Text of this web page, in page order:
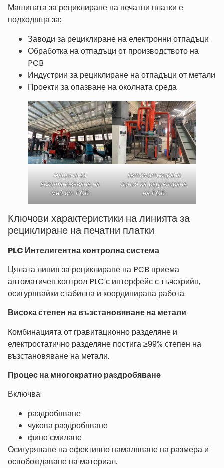
Машината за рециклиране на печатни платки е
подходяща за:
Заводи за рециклиране на електронни отпадъци
Обработка на отпадъци от производството на
PCB
Индустрии за рециклиране на отпадъци от метали
Проекти за опазване на околната среда
машина за
възстановяване на
мед от PCB
автоматизирана
линия за рециклиране
на PCB
Ключови характеристики на линията за
рециклиране на печатни платки
PLC Интелигентна контролна система
Цялата линия за рециклиране на PCB приема
автоматичен контрол PLC с интерфейс с тъчскрийн,
осигурявайки стабилна и координирана работа.
Висока степен на възстановяване на метали
Комбинацията от гравитационно разделяне и
електростатично разделяне постига ≥99% степен на
възстановяване на метали.
Процес на многократно раздробяване
Включва:
раздробяване
чукова раздробяване
фино смилане
Осигуряване на ефективно намаляване на размера и
освобождаване на материал.